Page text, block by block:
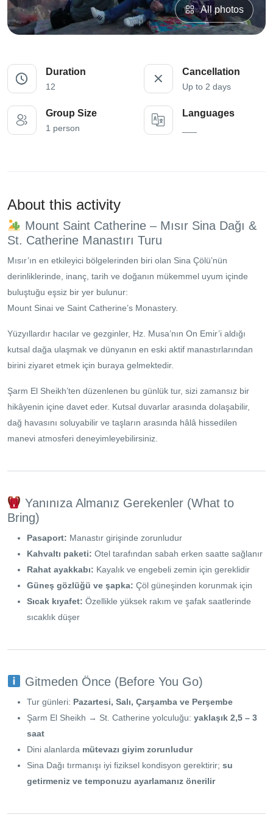
All photos
Duration
12
Cancellation
Up to 2 days
Group Size
1 person
Languages
About this activity
Mount Saint Catherine – Mısır Sina Dağı &
St. Catherine Manastırı Turu
Mısır’ın en etkileyici bölgelerinden biri olan Sina Çölü’nün
derinliklerinde, inanç, tarih ve doğanın mükemmel uyum içinde
buluştuğu eşsiz bir yer bulunur:
Mount Sinai ve Saint Catherine’s Monastery.
Yüzyıllardır hacılar ve gezginler, Hz. Musa’nın On Emir’i aldığı
kutsal dağa ulaşmak ve dünyanın en eski aktif manastırlarından
birini ziyaret etmek için buraya gelmektedir.
Şarm El Sheikh’ten düzenlenen bu günlük tur, sizi zamansız bir
hikâyenin içine davet eder. Kutsal duvarlar arasında dolaşabilir,
dağ havasını soluyabilir ve taşların arasında hâlâ hissedilen
manevi atmosferi deneyimleyebilirsiniz.
Yanınıza Almanız Gerekenler (What to
Bring)
Pasaport: Manastır girişinde zorunludur
Kahvaltı paketi: Otel tarafından sabah erken saatte sağlanır
Rahat ayakkabı: Kayalık ve engebeli zemin için gereklidir
Güneş gözlüğü ve şapka: Çöl güneşinden korunmak için
Sıcak kıyafet: Özellikle yüksek rakım ve şafak saatlerinde
sıcaklık düşer
Gitmeden Önce (Before You Go)
Tur günleri: Pazartesi, Salı, Çarşamba ve Perşembe
Şarm El Sheikh → St. Catherine yolculuğu: yaklaşık 2,5 – 3
saat
Dini alanlarda mütevazı giyim zorunludur
Sina Dağı tırmanışı iyi fiziksel kondisyon gerektirir; su
getirmeniz ve temponuzu ayarlamanız önerilir